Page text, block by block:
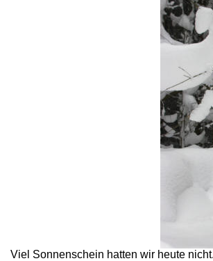
Viel Sonnenschein hatten wir heute